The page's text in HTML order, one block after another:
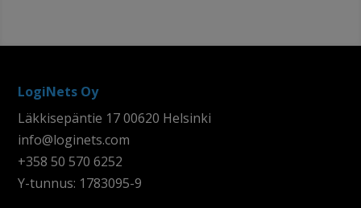
LogiNets Oy
Läkkisepäntie 17 00620 Helsinki
info@loginets.com
+358 50 570 6252
Y-tunnus: 1783095-9